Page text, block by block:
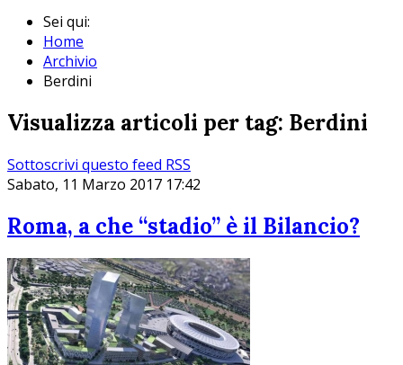
Sei qui:
Home
Archivio
Berdini
Visualizza articoli per tag: Berdini
Sottoscrivi questo feed RSS
Sabato, 11 Marzo 2017 17:42
Roma, a che “stadio” è il Bilancio?